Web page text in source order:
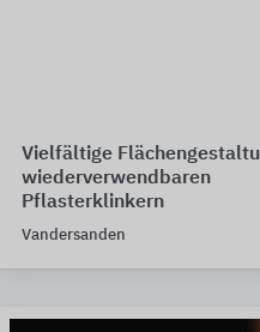
Vielfältige
wiederverwendbaren
Pflasterklinkern
Vandersanden